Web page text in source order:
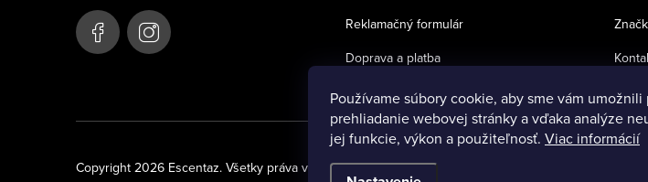
Používame súbory cookie, aby sme vám
prehliadanie webovej stránky a vďaka analýze
jej funkcie, výkon a použiteľnosť. Viac informácií
Reklamačný formulár
Doprava a platba
Copyright 2026 Escentaz. Všetky práva vyhradené.